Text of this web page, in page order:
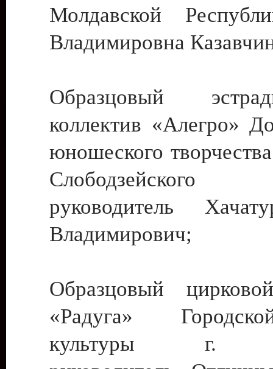
Молдавской
Владимировна
Образцовый
коллектив «Алегро»
юношеского
руководитель
Владимирович;
Образцовый
«Радуга»
культуры г.